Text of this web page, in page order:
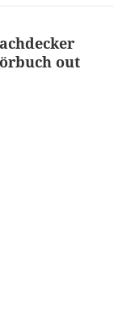
out